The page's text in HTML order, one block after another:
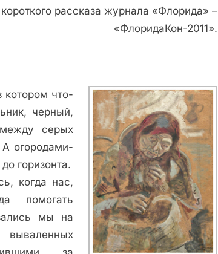
короткого рассказа журнала «Флорида» –
«ФлоридаКон-2011».
котором что-
черный,
серых
А огородами-
горизонта.
когда нас,
помогать
мы на